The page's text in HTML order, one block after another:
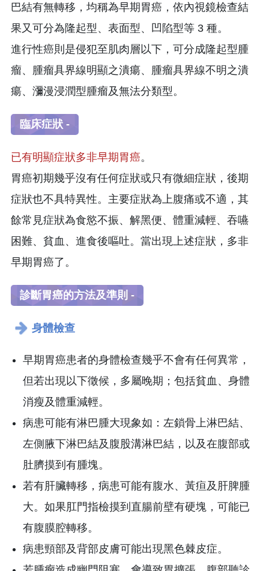
巴結有無轉移，均稱為早期胃癌，依內視鏡檢查結
果又可分為隆起型、表面型、凹陷型等 3 種。
進行性癌則是侵犯至肌肉層以下，可分成隆起型腫
瘤、腫瘤具界線明顯之潰瘍、腫瘤具界線不明之潰
瘍、瀰漫浸潤型腫瘤及無法分類型。
臨床症狀 -
已有明顯症狀多非早期胃癌。
胃癌初期幾乎沒有任何症狀或只有微細症狀，後期
症狀也不具特異性。主要症狀為上腹痛或不適，其
餘常見症狀為食慾不振、解黑便、體重減輕、吞嚥
困難、貧血、進食後嘔吐。當出現上述症狀，多非
早期胃癌了。
診斷胃癌的方法及準則 -
身體檢查
早期胃癌患者的身體檢查幾乎不會有任何異常，
但若出現以下徵候，多屬晚期；包括貧血、身體
消瘦及體重減輕。
病患可能有淋巴腫大現象如：左鎖骨上淋巴結、
左側腋下淋巴結及腹股溝淋巴結，以及在腹部或
肚臍摸到有腫塊。
若有肝臟轉移，病患可能有腹水、黃疸及肝脾腫
大。如果肛門指檢摸到直腸前壁有硬塊，可能已
有腹膜腔轉移。
病患頸部及背部皮膚可能出現黑色棘皮症。